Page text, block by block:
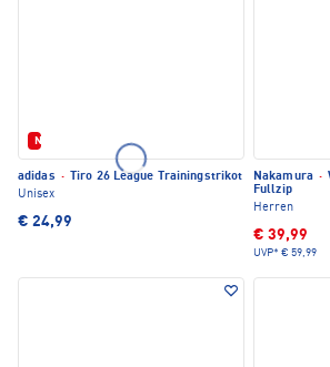
Neu
adidas ·
Tiro 26 League Trainingstrikot
Unisex
€ 24,99
Nakamura ·
Fullzip
Herren
€ 39,99
UVP* € 59,99